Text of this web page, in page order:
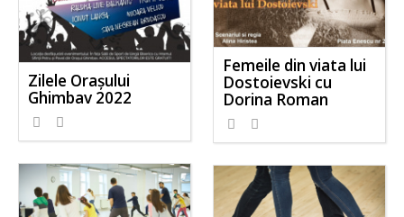
Zilele Orașului
Ghimbav 2022
Femeile din viata lui
Dostoievski cu
Dorina Roman